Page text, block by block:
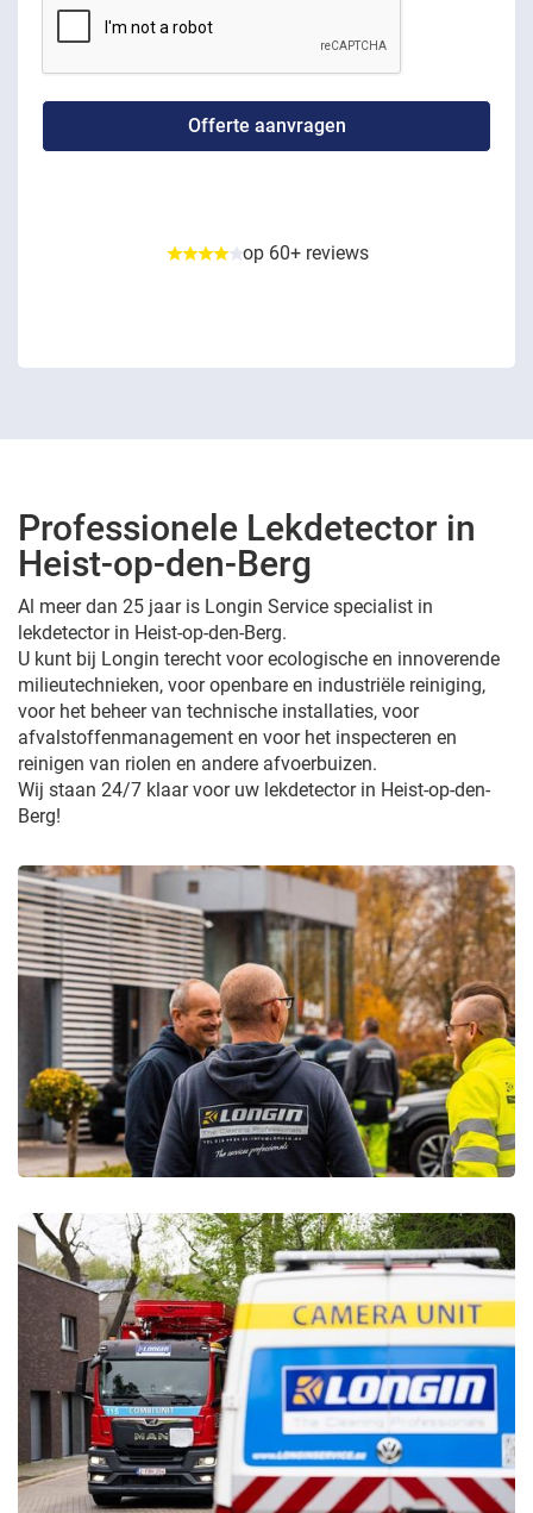
op 60+ reviews
Professionele Lekdetector in
Heist-op-den-Berg
Al meer dan 25 jaar is Longin Service specialist in
lekdetector in Heist-op-den-Berg.
U kunt bij Longin terecht voor ecologische en innoverende
milieutechnieken, voor openbare en industriële reiniging,
voor het beheer van technische installaties, voor
afvalstoffenmanagement en voor het inspecteren en
reinigen van riolen en andere afvoerbuizen.
Wij staan 24/7 klaar voor uw lekdetector in Heist-op-den-
Berg!